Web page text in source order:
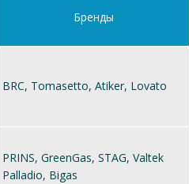
Бренды
BRC, Tomasetto, Atiker, Lovato
PRINS, GreenGas, STAG, Valtek
Palladio, Bigas